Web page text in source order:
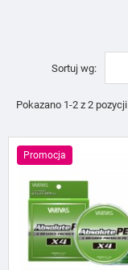
Sortuj wg:
Pokazano 1-2 z 2 pozycji
Promocja